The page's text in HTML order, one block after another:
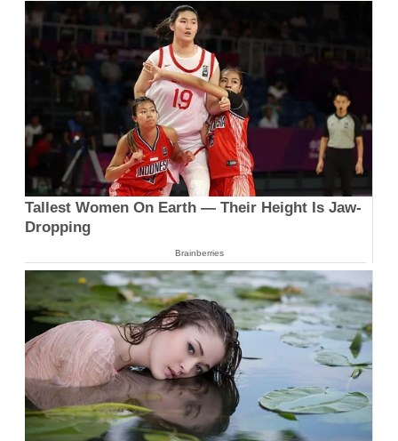
Tallest Women On Earth — Their Height Is Jaw-
Dropping
Brainberries